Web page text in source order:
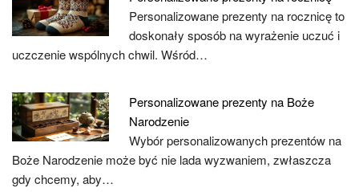
Personalizowane prezenty na rocznicę to
doskonały sposób na wyrażenie uczuć i
uczczenie wspólnych chwil. Wśród…
Personalizowane prezenty na Boże
Narodzenie
Wybór personalizowanych prezentów na
Boże Narodzenie może być nie lada wyzwaniem, zwłaszcza
gdy chcemy, aby…